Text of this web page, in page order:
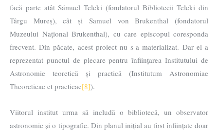
facă parte atât Sámuel Teleki (fondatorul Bibliotecii Teleki din
Târgu Mureș), cât și Samuel von Brukenthal (fondatorul
Muzeului Național Brukenthal), cu care episcopul coresponda
frecvent. Din păcate, acest proiect nu s-a materializat. Dar el a
reprezentat punctul de plecare pentru înființarea Institutului de
Astronomie teoretică și practică (Institutum Astronomiae
Theoreticae et practicae[8]).
Viitorul institut urma să includă o bibliotecă, un observator
astronomic și o tipografie. Din planul inițial au fost înființate doar